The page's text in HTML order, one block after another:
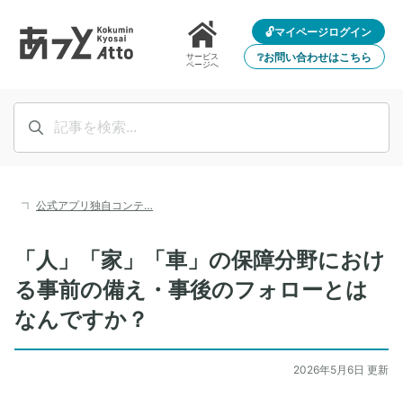
サービス
ページへ
🔓マイページログイン
❔お問い合わせはこちら
公式アプリ独自コンテ…
「人」「家」「車」の保障分野におけ
る事前の備え・事後のフォローとは
なんですか？
2026年5月6日 更新